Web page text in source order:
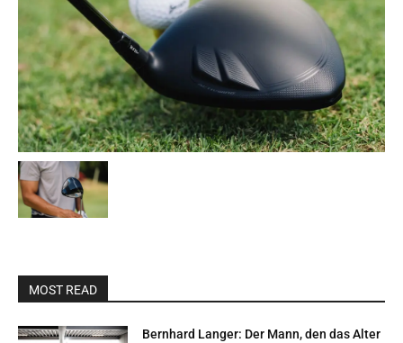
MOST READ
Bernhard Langer: Der Mann, den das Alter